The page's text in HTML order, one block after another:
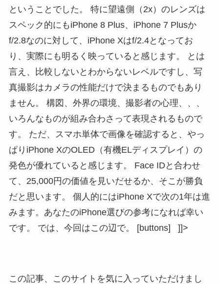
ということでした。 特に望遠側（2x）のレンズは
スペック的にもiPhone 8 Plus、iPhone 7 Plusか
f/2.8なのに対して、iPhone Xはf/2.4となってお
り、実際にも明るく映っていると感じます。 とは
言え、比較しないとわからないレベルですし、写
真撮影はカメラの性能だけで決まるものでもあり
ません。 構図、外界の環境、撮影者の心理、、、
いろんなものが組み合わさって表現されるもので
す。 ただ、スマホ単体で画像を確認すると、やっ
ぱりiPhone XのOLED（有機ELディスプレイ）の
発色が優れていると感じます。 Face IDと合わせ
て、25,000円の価値を見いだせるか、そこが勝負
だと思います。 個人的にはiPhone Xで次の1年は進
みます。あなたのiPhone選びの参考になれば幸い
です。 では、今回はこの辺で。 [buttons] ]]>
この記事、このサイトを気に入っていただけまし